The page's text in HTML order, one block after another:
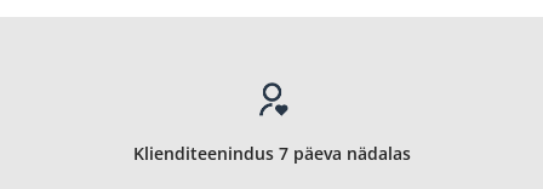
Klienditeenindus 7 päeva nädalas